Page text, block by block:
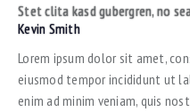
Stet clita kasd gubergren, no
Kevin Smith
Lorem ipsum dolor sit amet,
eiusmod tempor incididunt ut
enim ad minim veniam, quis